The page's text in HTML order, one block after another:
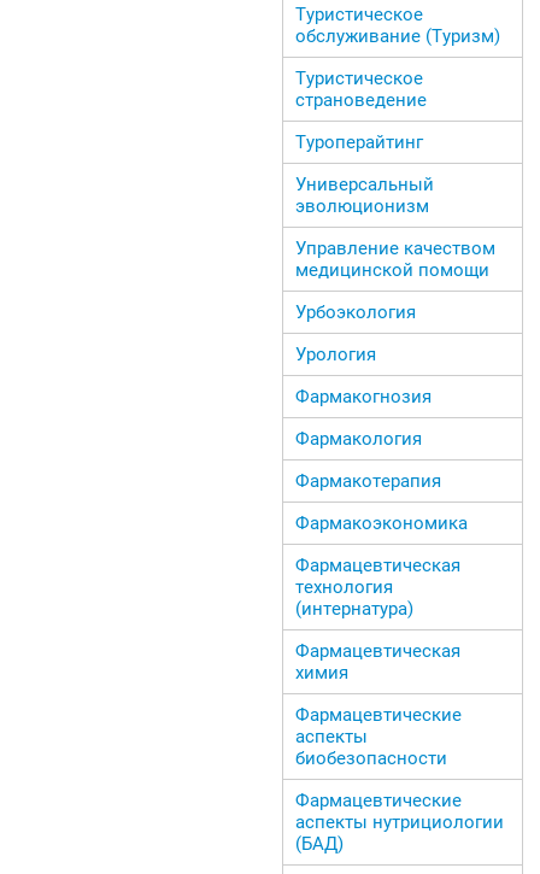
Туристическое
обслуживание (Туризм)
Туристическое
страноведение
Туроперайтинг
Универсальный
эволюционизм
Управление качеством
медицинской помощи
Урбоэкология
Урология
Фармакогнозия
Фармакология
Фармакотерапия
Фармакоэкономика
Фармацевтическая
технология
(интернатура)
Фармацевтическая
химия
Фармацевтические
аспекты
биобезопасности
Фармацевтические
аспекты нутрициологии
(БАД)